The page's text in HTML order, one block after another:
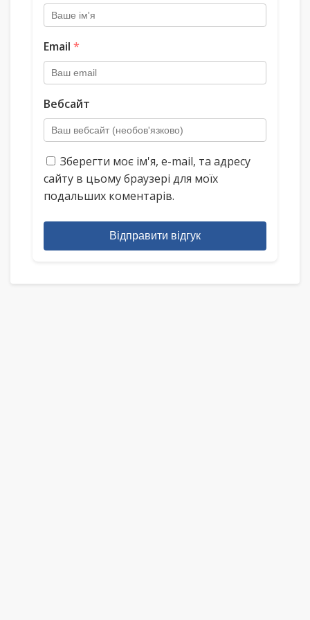
Email *
Вебсайт
Зберегти моє ім'я, e-mail, та адресу
сайту в цьому браузері для моїх
подальших коментарів.
Відправити відгук